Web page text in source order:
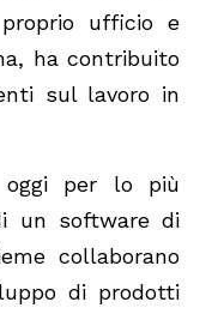
ufficio e
ha contribuito
sul lavoro in
oggi per lo più
un software di
collaborano
di prodotti